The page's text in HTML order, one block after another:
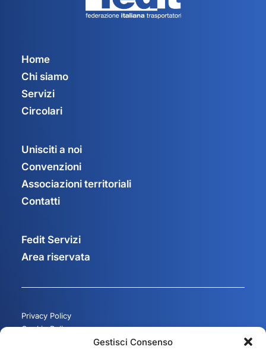
Gestisci Consenso
Home
Chi siamo
Servizi
Circolari
Unisciti a noi
Convenzioni
Associazioni territoriali
Contatti
Fedit Servizi
Area riservata
Privacy Policy
Cookie Policy